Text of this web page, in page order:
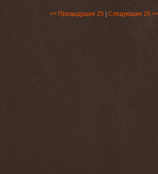
<< Предыдущие 25 Следующие 25